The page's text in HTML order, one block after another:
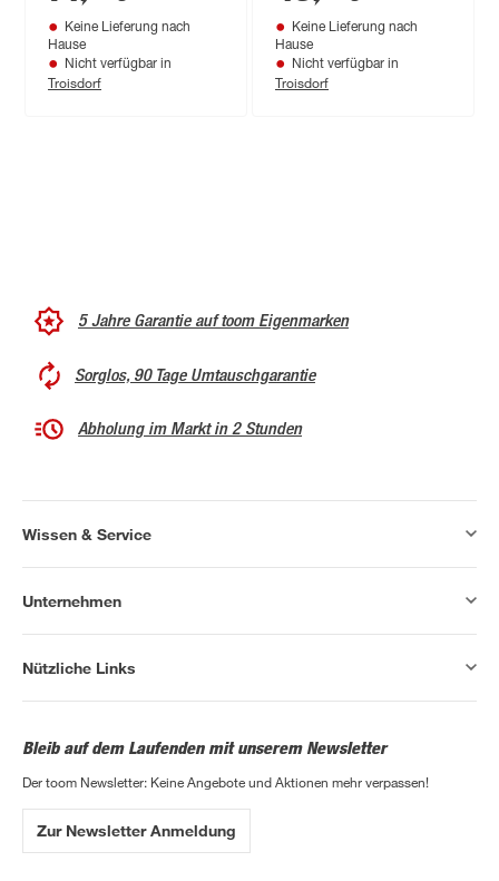
Keine Lieferung nach
Hause
Nicht verfügbar in
Troisdorf
blau/schwarz für
Nieten mit Ø 3,2 - 4,8
mm
Keine Lieferung nach
Hause
Nicht verfügbar in
Troisdorf
5 Jahre Garantie auf toom Eigenmarken
Sorglos, 90 Tage Umtauschgarantie
Abholung im Markt in 2 Stunden
Wissen & Service
Unternehmen
Nützliche Links
Bleib auf dem Laufenden mit unserem Newsletter
Der toom Newsletter: Keine Angebote und Aktionen mehr verpassen!
Zur Newsletter Anmeldung